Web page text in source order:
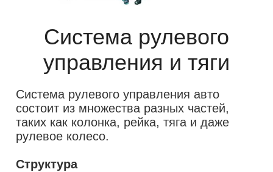
Система рулевого
управления и тяги
Система рулевого управления авто
состоит из множества разных частей,
таких как колонка, рейка, тяга и даже
рулевое колесо.
Структура